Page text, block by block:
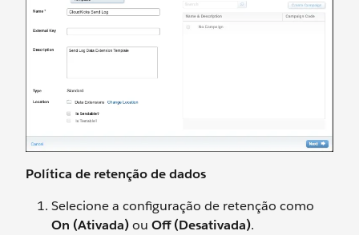
Política de retenção de dados
Selecione a configuração de retenção como
On (Ativada)ou Off (Desativada).